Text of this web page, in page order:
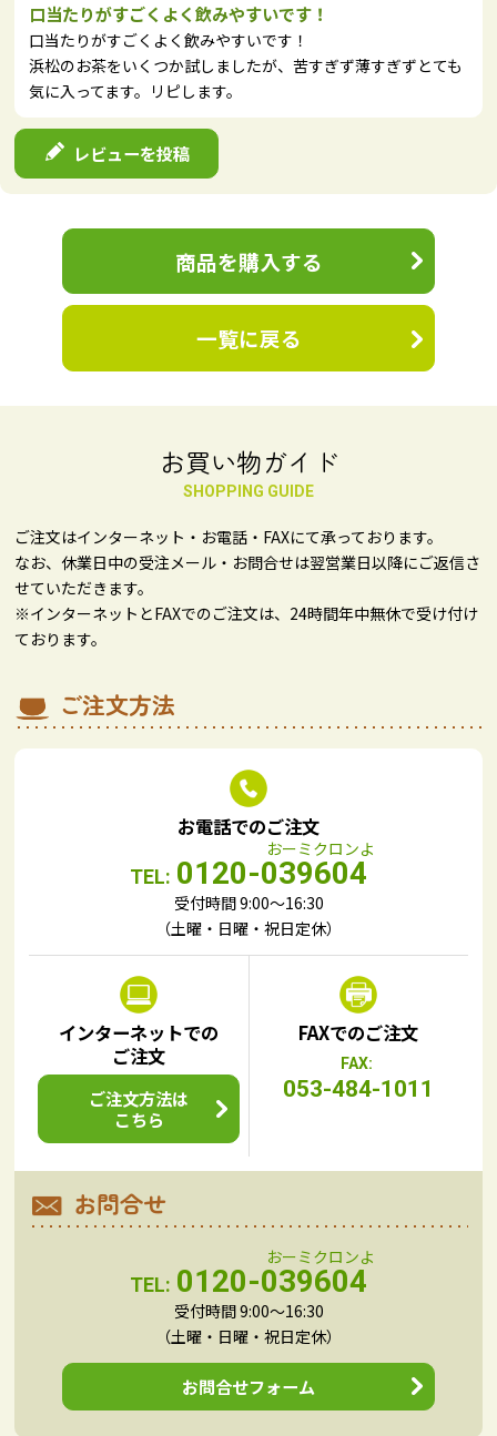
口当たりがすごくよく飲みやすいです！
口当たりがすごくよく飲みやすいです！
浜松のお茶をいくつか試しましたが、苦すぎず薄すぎずとても
気に入ってます。リピします。
レビューを投稿
商品を購入する
一覧に戻る
お買い物ガイド
SHOPPING GUIDE
ご注文はインターネット・お電話・FAXにて承っております。
なお、休業日中の受注メール・お問合せは翌営業日以降にご返信さ
せていただきます。
※インターネットとFAXでのご注文は、24時間年中無休で受け付け
ております。
ご注文方法
お電話でのご注文
TEL: 0120-039604
受付時間 9:00～16:30
（土曜・日曜・祝日定休）
インターネットでの
ご注文
ご注文方法は
こちら
FAXでのご注文
FAX:
053-484-1011
お問合せ
TEL: 0120-039604
受付時間 9:00～16:30
（土曜・日曜・祝日定休）
お問合せフォーム